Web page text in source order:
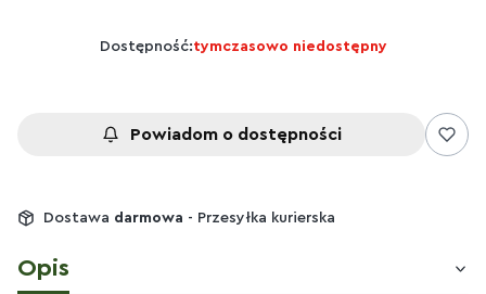
Dostępność:tymczasowo niedostępny
Powiadom o dostępności
Dostawa darmowa - Przesyłka kurierska
Opis